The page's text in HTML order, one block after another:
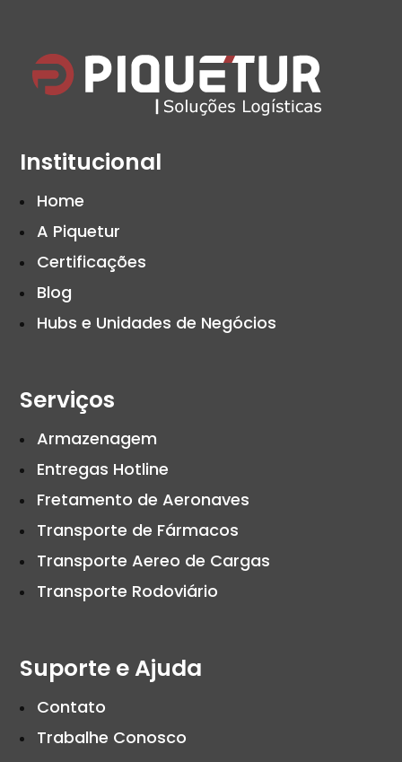
Institucional
Home
A Piquetur
Certificações
Blog
Hubs e Unidades de Negócios
Serviços
Armazenagem
Entregas Hotline
Fretamento de Aeronaves
Transporte de Fármacos
Transporte Aereo de Cargas
Transporte Rodoviário
Suporte e Ajuda
Contato
Trabalhe Conosco